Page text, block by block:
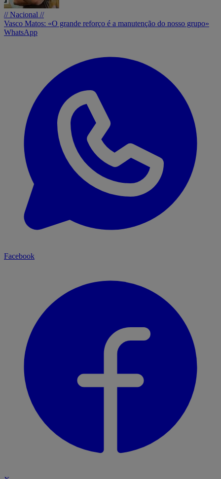
// Nacional //
Vasco Matos: «O grande reforço é a manutenção do nosso grupo»
WhatsApp
Facebook